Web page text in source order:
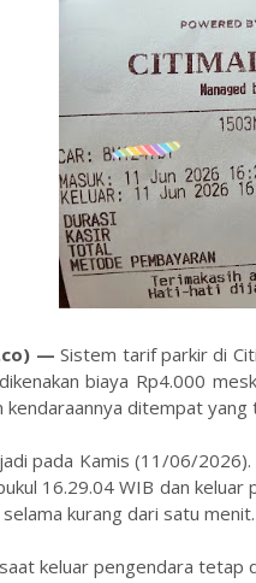
— Sistem tarif parkir di
biaya Rp4.000
kendaraannya ditempat yang
pada Kamis (11/06/
16.29.04 WIB dan keluar
kurang dari satu menit.
keluar pengendara